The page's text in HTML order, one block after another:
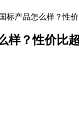
标产品怎么样？性
样？性价比